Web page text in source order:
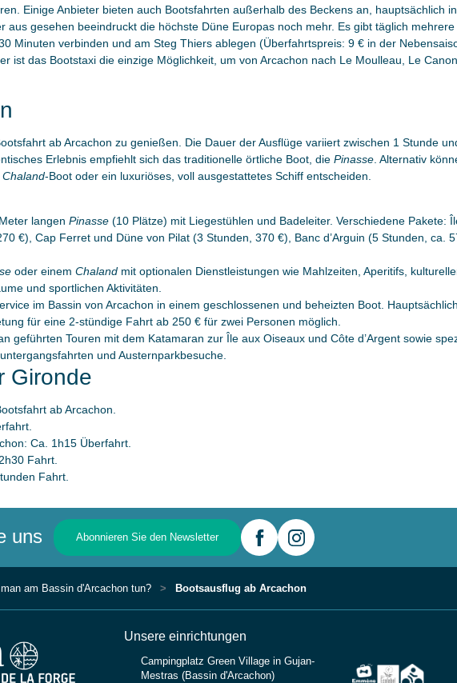
Einige Anbieter bieten auch Bootsfahrten außerhalb des Beckens an, hauptsächlich in
aus gesehen beeindruckt die höchste Düne Europas noch mehr. Es gibt täglich mehrere
Minuten verbinden und am Steg Thiers ablegen (Überfahrtspreis: 9 € in der
ist das Bootstaxi die einzige Möglichkeit, um von Arcachon nach Le Moulleau, Le
ab Arcachon zu genießen. Die Dauer der Ausflüge variiert zwischen 1 Stunde
Erlebnis empfiehlt sich das traditionelle örtliche Boot, die Pinasse. Alternativ
Chaland-Boot oder ein luxuriöses, voll ausgestattetes Schiff entscheiden.
langen Pinasse(10 Plätze) mit Liegestühlen und Badeleiter. Verschiedene Pakete:
€), Cap Ferret und Düne von Pilat (3 Stunden, 370 €), Banc d’Arguin (5 Stunden, ca.
oder einem Chalandmit optionalen Dienstleistungen wie Mahlzeiten, Aperitifs,
und sportlichen Aktivitäten.
im Bassin von Arcachon in einem geschlossenen und beheizten Boot. Hauptsächlich
für eine 2-stündige Fahrt ab 250 € für zwei Personen möglich.
geführten Touren mit dem Katamaran zur Île aux Oiseaux und Côte d’Argent sowie
und Austernparkbesuche.
Gironde
ab Arcachon.
Ca. 1h15 Überfahrt.
Fahrt.
Fahrt.
uns Abonnieren Sie den Newsletter
am Bassin d'Arcachon tun? Bootsausflug ab Arcachon
Unsere einrichtungen
Campingplatz Green Village in Gujan-
Mestras (Bassin d'Arcachon)